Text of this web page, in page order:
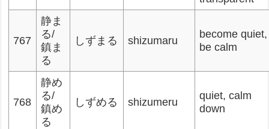
767
静ま
る/
鎮ま
る
しずまる shizumaru
become quiet,
be calm
768
静め
る/
鎮め
る
しずめる shizumeru
quiet, calm
down